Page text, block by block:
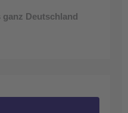
Deutschland